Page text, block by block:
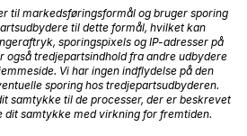
til markedsføringsformål og bruger sporing
til dette formål, hvilket kan
sporingspixels og IP-adresser på
også tredjepartsindhold fra andre udbydere
Vi har ingen indflydelse på den
sporing hos tredjepartsudbyderen.
samtykke til de processer, der er beskrevet
dit samtykke med virkning for fremtiden.